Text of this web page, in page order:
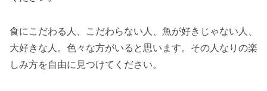
食にこだわる人、こだわらない人、魚が好きじゃない人、
大好きな人。色々な方がいると思います。その人なりの楽
しみ方を自由に見つけてください。